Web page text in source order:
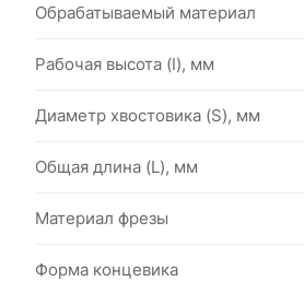
Обрабатываемый материал
Рабочая высота (I), мм
Диаметр хвостовика (S), мм
Общая длина (L), мм
Материал фрезы
Форма концевика